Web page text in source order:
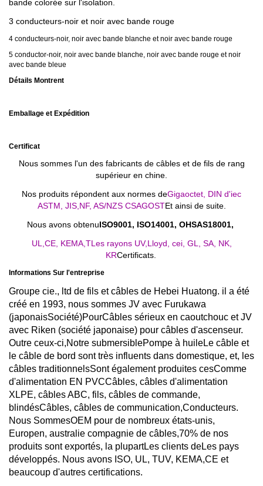
bande colorée sur l'isolation.
3 conducteurs-noir et noir avec bande rouge
4 conducteurs-noir, noir avec bande blanche et noir avec bande rouge
5 conductor-noir, noir avec bande blanche, noir avec bande rouge et noir
avec bande bleue
Détails Montrent
Emballage et Expédition
Certificat
Nous sommes l'un des fabricants de câbles et de fils de rang
supérieur en chine.
Nos produits répondent aux normes deGigaoctet, DIN d'iec
ASTM, JIS, NF, AS/NZS CSAGOSTEt ainsi de suite.
Nous avons obtenuISO9001, ISO14001, OHSAS18001,
UL, CE, KEMA, TLes rayons UV,Lloyd, cei, GL, SA, NK,
KRCertificats.
Informations Sur l'entreprise
Groupe cie., ltd de fils et câbles de Hebei Huatong. il a été
créé en 1993, nous sommes JV avec Furukawa
(japonaisSociété)PourCâbles sérieux en caoutchouc et JV
avec Riken (société japonaise) pour câbles d'ascenseur.
Outre ceux-ci,Notre submersiblePompe à huileLe câble et
le câble de bord sont très influents dans domestique, et, les
câbles traditionnelsSont également produites cesComme
d'alimentation EN PVCCâbles, câbles d'alimentation
XLPE, câbles ABC, fils, câbles de commande,
blindésCâbles, câbles de communication,Conducteurs.
Nous SommesOEM pour de nombreux états-unis,
Europen, australie compagnie de câbles,70% de nos
produits sont exportés, la plupartLes clients deLes pays
développés. Nous avons ISO, UL, TUV, KEMA,CE et
beaucoup d'autres certifications.